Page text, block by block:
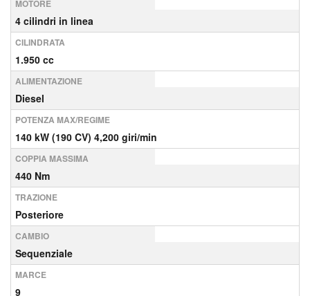
MOTORE
4 cilindri in linea
CILINDRATA
1.950 cc
ALIMENTAZIONE
Diesel
POTENZA MAX/REGIME
140 kW (190 CV) 4,200 giri/min
COPPIA MASSIMA
440 Nm
TRAZIONE
Posteriore
CAMBIO
Sequenziale
MARCE
9